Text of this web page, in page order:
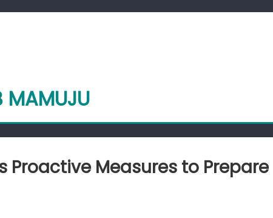
MAMUJU
Proactive Measures to Prepare